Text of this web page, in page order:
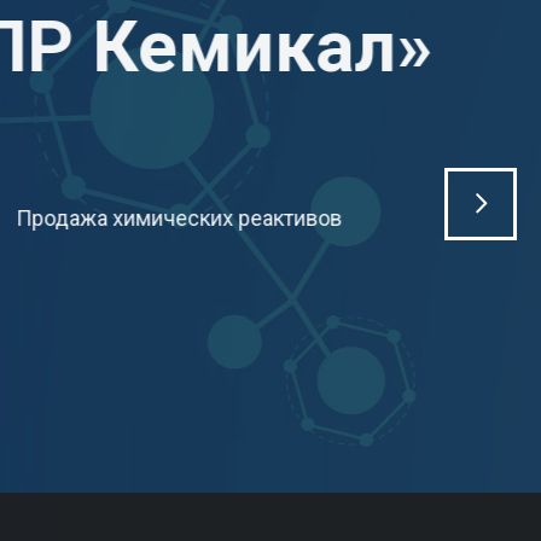
Кемикал»
Продажа химических реактивов